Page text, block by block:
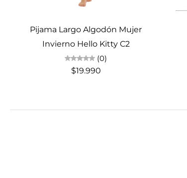
Pijama Largo Algodón Mujer
Invierno Hello Kitty C2
(0)
$19.990